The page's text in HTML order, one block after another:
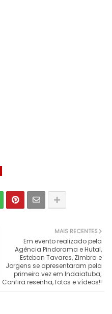
MAIS RECENTES
Em evento realizado pela
Agência Pindorama e Hutal,
Esteban Tavares, Zimbra e
Jorgens se apresentaram pela
primeira vez em Indaiatuba;
Confira resenha, fotos e vídeos!!